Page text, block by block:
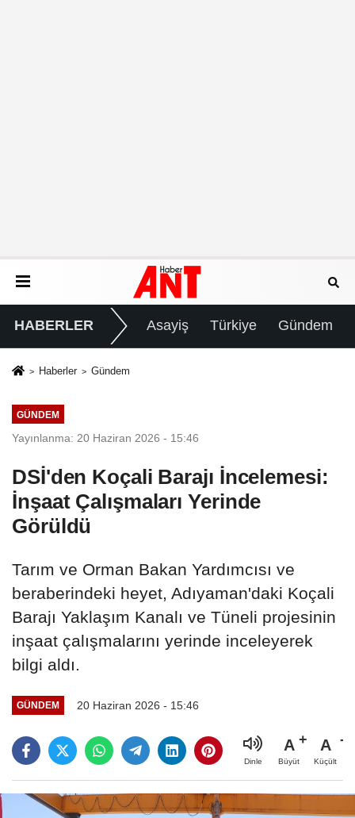
HABERLER Asayiş Türkiye Gündem
Haberler Gündem
GÜNDEM
Yayınlanma: 20 Haziran 2026 - 15:46
DSİ'den Koçali Barajı İncelemesi:
İnşaat Çalışmaları Yerinde
Görüldü
Tarım ve Orman Bakan Yardımcısı ve
beraberindeki heyet, Adıyaman'daki Koçali
Barajı Yaklaşım Kanalı ve Tüneli projesinin
inşaat çalışmalarını yerinde inceleyerek
bilgi aldı.
GÜNDEM 20 Haziran 2026 - 15:46
Dinle
A
Büyüt
A
Küçült